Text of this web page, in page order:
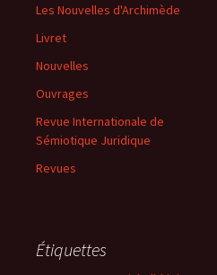
Les Nouvelles d'Archimède
Livret
Nouvelles
Ouvrages
Revue Internationale de
Sémiotique Juridique
Revues
Étiquettes